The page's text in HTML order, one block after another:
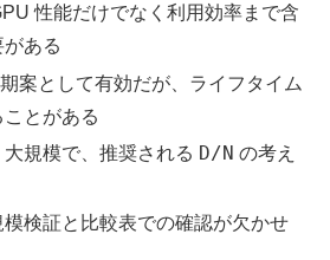
性能だけでなく利用効率まで含
ある
案として有効だが、ライフタイム
とがある
規模で、推奨される D/N の考え
検証と比較表での確認が欠かせ